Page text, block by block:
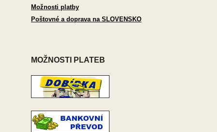
Možnosti platby
Poštovné a doprava na SLOVENSKO
MOŽNOSTI PLATEB